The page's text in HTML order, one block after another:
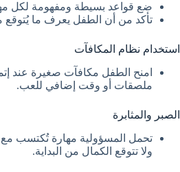
ضع قواعد بسيطة ومفهومة لكل
تأكد من أن الطفل يعرف ما يُتوقع
استخدام نظام المكافآت
امنح الطفل مكافآت صغيرة عند
ملصقات أو وقت إضافي للعب.
الصبر والمثابرة
تحمل المسؤولية مهارة تُكتسب مع
ولا تتوقع الكمال من البداية.